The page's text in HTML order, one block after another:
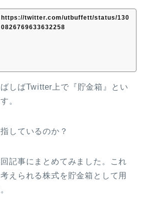
https://twitter.com/utbuffett/status/130
0826769633632258
しばTwitter上で『貯金箱』とい
。
しているのか？
記事にまとめてみました。これ
えられる株式を貯金箱として用